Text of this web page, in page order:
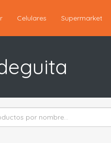
Celulares Supermarket